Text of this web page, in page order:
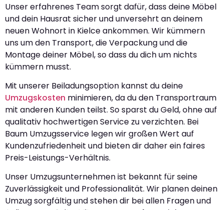
Unser erfahrenes Team sorgt dafür, dass deine Möbel
und dein Hausrat sicher und unversehrt an deinem
neuen Wohnort in Kielce ankommen. Wir kümmern
uns um den Transport, die Verpackung und die
Montage deiner Möbel, so dass du dich um nichts
kümmern musst.
Mit unserer Beiladungsoption kannst du deine
Umzugskosten minimieren, da du den Transportraum
mit anderen Kunden teilst. So sparst du Geld, ohne auf
qualitativ hochwertigen Service zu verzichten. Bei
Baum Umzugsservice legen wir großen Wert auf
Kundenzufriedenheit und bieten dir daher ein faires
Preis-Leistungs-Verhältnis.
Unser Umzugsunternehmen ist bekannt für seine
Zuverlässigkeit und Professionalität. Wir planen deinen
Umzug sorgfältig und stehen dir bei allen Fragen und